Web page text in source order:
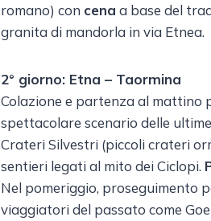
romano) con cena a base del
granita di mandorla in via Etnea.
2° giorno: Etna – Taormina
Colazione e partenza al mattino
spettacolare scenario delle
Crateri Silvestri (piccoli crateri
sentieri legati al mito dei Ciclopi.
Nel pomeriggio, proseguimento
viaggiatori del passato come